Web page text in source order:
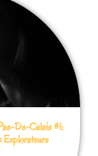
De-Calais #1:
Explorateurs